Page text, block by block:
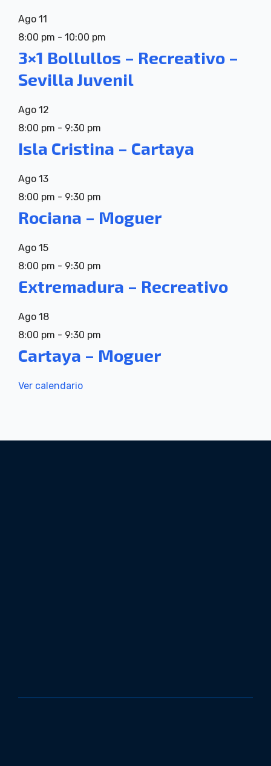
Ago 11
8:00 pm - 10:00 pm
3×1 Bollullos – Recreativo –
Sevilla Juvenil
Ago 12
8:00 pm - 9:30 pm
Isla Cristina – Cartaya
Ago 13
8:00 pm - 9:30 pm
Rociana – Moguer
Ago 15
8:00 pm - 9:30 pm
Extremadura – Recreativo
Ago 18
8:00 pm - 9:30 pm
Cartaya – Moguer
Ver calendario